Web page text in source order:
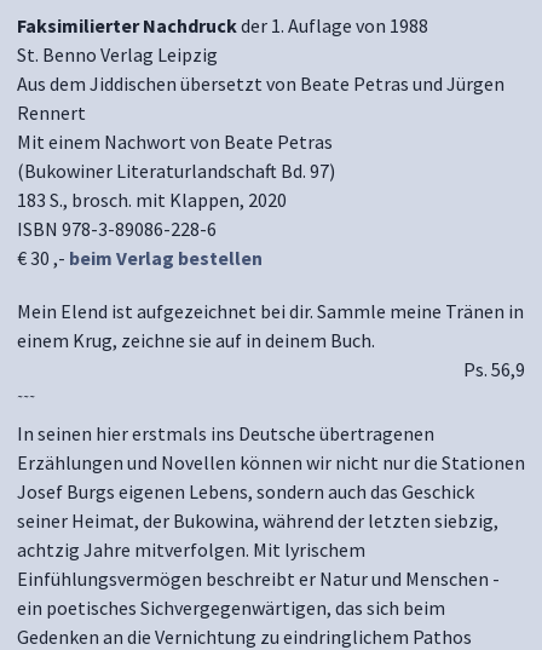
Faksimilierter Nachdruckder 1. Auflage von 1988
St. Benno Verlag Leipzig
Aus dem Jiddischen übersetzt von Beate Petras und Jürgen
Rennert
Mit einem Nachwort von Beate Petras
(Bukowiner Literaturlandschaft Bd. 97)
183 S., brosch. mit Klappen, 2020
ISBN 978-3-89086-228-6
€ 30 ,- beim Verlag bestellen
Mein Elend ist aufgezeichnet bei dir. Sammle meine Tränen in
einem Krug, zeichne sie auf in deinem Buch.
Ps. 56,9
~~~
In seinen hier erstmals ins Deutsche übertragenen
Erzählungen und Novellen können wir nicht nur die Stationen
Josef Burgs eigenen Lebens, sondern auch das Geschick
seiner Heimat, der Bukowina, während der letzten siebzig,
achtzig Jahre mitverfolgen. Mit lyrischem
Einfühlungsvermögen beschreibt er Natur und Menschen -
ein poetisches Sichvergegenwärtigen, das sich beim
Gedenken an die Vernichtung zu eindringlichem Pathos